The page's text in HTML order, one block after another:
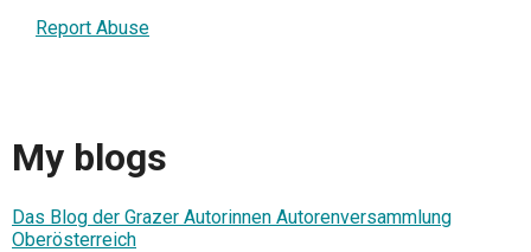
Report Abuse
My blogs
Das Blog der Grazer Autorinnen Autorenversammlung
Oberösterreich